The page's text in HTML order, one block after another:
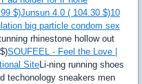
$)Junsun 4.0 ( 104.30 $)10
big particle condom sex
rhinestone hollow out
SOUFEEL - Feel the Love |
SiteLi-ning running shoes
techonology sneakers men